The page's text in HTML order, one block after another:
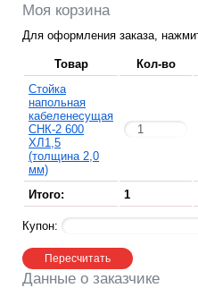
Моя корзина
Для оформления заказа,
Товар
Кол-во
Стойка
напольная
кабеленесущая
СНК-2 600
ХЛ1,5
(толщина 2,0
мм)
Итого:
1
Купон:
Данные о заказчике